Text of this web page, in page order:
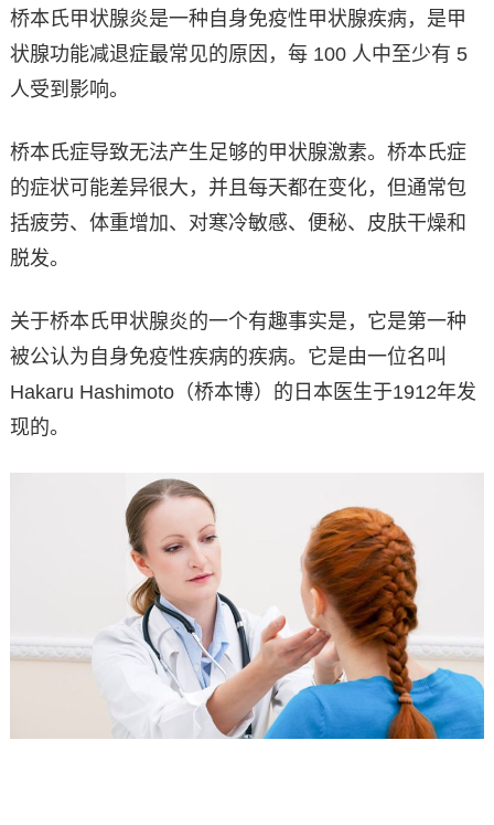
桥本氏甲状腺炎是一种自身免疫性甲状腺疾病，是甲
状腺功能减退症最常见的原因，每 100 人中至少有 5
人受到影响。
桥本氏症导致无法产生足够的甲状腺激素。桥本氏症
的症状可能差异很大，并且每天都在变化，但通常包
括疲劳、体重增加、对寒冷敏感、便秘、皮肤干燥和
脱发。
关于桥本氏甲状腺炎的一个有趣事实是，它是第一种
被公认为自身免疫性疾病的疾病。它是由一位名叫
Hakaru Hashimoto（桥本博）的日本医生于1912年发
现的。